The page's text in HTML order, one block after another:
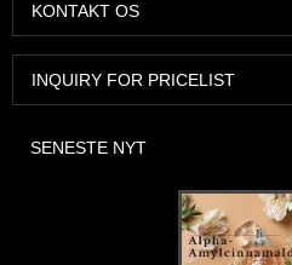
KONTAKT OS
INQUIRY FOR PRICELIST
SENESTE NYT